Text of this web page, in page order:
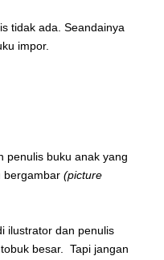
tidak ada. Seandainya
impor.
penulis buku anak yang
bergambar (picture
ilustrator dan penulis
besar. Tapi jangan